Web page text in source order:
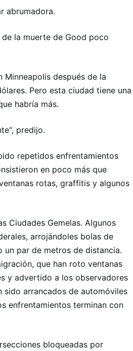
abrumadora.
la muerte de Good poco
después de la
Pero esta ciudad tiene una
habría más.
predijo.
repetidos enfrentamientos
en poco más que
rotas, graffitis y algunos
Ciudades Gemelas. Algunos
arrojándoles bolas de
un par de metros de distancia.
que han roto ventanas
y advertido a los observadores
sido arrancados de automóviles
enfrentamientos terminan con
bloqueadas por